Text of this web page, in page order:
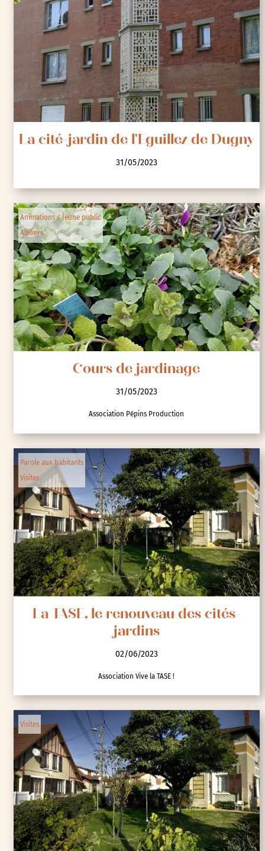
La cité-jardin de l'Eguillez de Dugny
31/05/2023
Animations / Jeune public
Ateliers
Cours de jardinage
31/05/2023
Association Pépins Production
Parole aux habitants
Visites
La TASE, le renouveau des cités-
jardins
02/06/2023
Association Vive la TASE !
Visites